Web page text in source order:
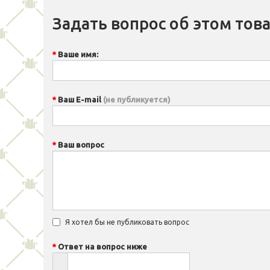
Задать вопрос об этом
Ваше имя:
Ваш E-mail (не публикуется)
Ваш вопрос
Я хотел бы не публиковать вопрос
Ответ на вопрос ниже